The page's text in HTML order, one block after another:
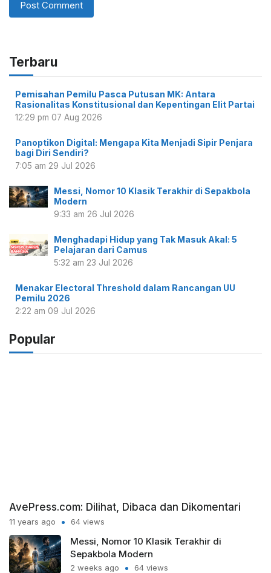
Terbaru
Pemisahan Pemilu Pasca Putusan MK: Antara
Rasionalitas Konstitusional dan Kepentingan Elit Partai
12:29 pm 07 Aug 2026
Panoptikon Digital: Mengapa Kita Menjadi Sipir Penjara
bagi Diri Sendiri?
7:05 am 29 Jul 2026
Messi, Nomor 10 Klasik Terakhir di Sepakbola
Modern
9:33 am 26 Jul 2026
Menghadapi Hidup yang Tak Masuk Akal: 5
Pelajaran dari Camus
5:32 am 23 Jul 2026
Menakar Electoral Threshold dalam Rancangan UU
Pemilu 2026
2:22 am 09 Jul 2026
Popular
AvePress.com: Dilihat, Dibaca dan Dikomentari
11 years ago 64 views
Messi, Nomor 10 Klasik Terakhir di
Sepakbola Modern
2 weeks ago 64 views